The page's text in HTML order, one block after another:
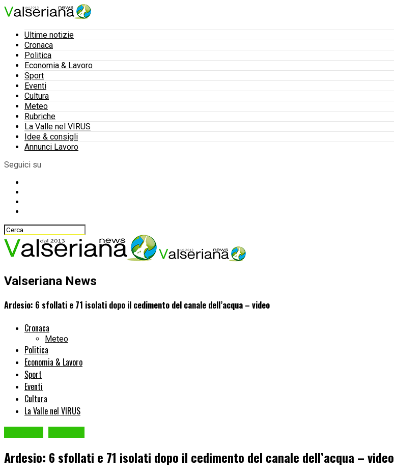
Ultime notizie
Cronaca
Politica
Economia & Lavoro
Sport
Eventi
Cultura
Meteo
Rubriche
La Valle nel VIRUS
Idee & consigli
Annunci Lavoro
Seguici su
Valseriana News
Ardesio: 6 sfollati e 71 isolati dopo il cedimento del canale dell’acqua – video
Cronaca
Meteo
Politica
Economia & Lavoro
Sport
Eventi
Cultura
La Valle nel VIRUS
Ardesio: 6 sfollati e 71 isolati dopo il cedimento del canale dell’acqua – video